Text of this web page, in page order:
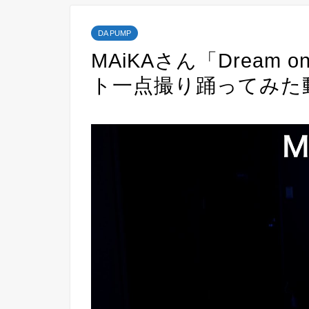
DA PUMP
MAiKAさん「Dream
ト一点撮り踊ってみ